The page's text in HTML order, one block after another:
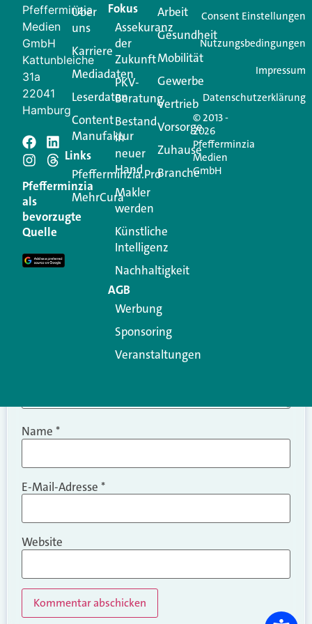
Ihren Vertriebsalltag leichter macht. Mit nur einem
Login.
Jetzt anmelden
Schreiben Sie einen
Kommentar
Ihre E-Mail-Adresse wird nicht veröffentlicht.
Erforderliche Felder sind mit
Kommentar
Name *
E-Mail-Adresse *
Website
Pfefferminzia
Medien
GmbH
Kattunbleiche
31a
22041
Hamburg
Pfefferminzia
als
bevorzugte
Quelle
Über
uns
Karriere
Mediadaten
Leserdaten
Content
Manufaktur
Links
Pfefferminzia.Pro
MehrCura
Fokus
Assekuranz
der
Zukunft
PKV-
Beratung
Bestand
in
neuer
Hand
Makler
werden
Künstliche
Intelligenz
Nachhaltigkeit
AGB
Werbung
Sponsoring
Veranstaltungen
Arbeit
Gesundheit
Mobilität
Gewerbe
Vertrieb
Vorsorge
Zuhause
Branche
© 2013 -
2026
Pfefferminzia
Medien
GmbH
Consent Einstellungen
Nutzungsbedingungen
Impressum
Datenschutzerklärung